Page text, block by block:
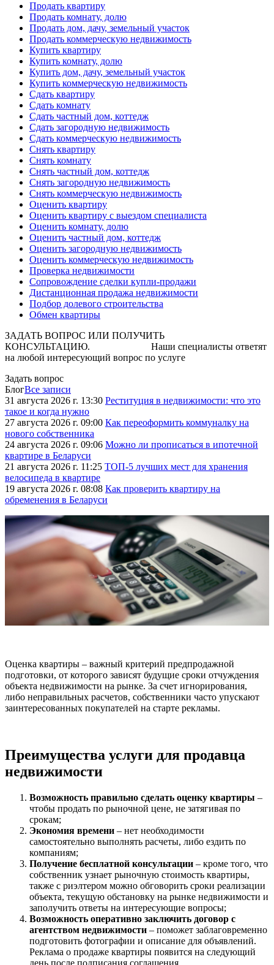
Продать квартиру
Продать комнату, долю
Продать дом, дачу, земельный участок
Продать коммерческую недвижимость
Купить квартиру
Купить комнату, долю
Купить дом, дачу, земельный участок
Купить коммерческую недвижимость
Сдать квартиру
Сдать комнату
Сдать частный дом, коттедж
Сдать загородную недвижимость
Сдать коммерческую недвижимость
Снять квартиру
Снять комнату
Снять частный дом, коттедж
Снять загородную недвижимость
Снять коммерческую недвижимость
Оценить квартиру
Оценить квартиру с выездом специалиста
Оценить комнату, долю
Оценить частный дом, коттедж
Оценить загородную недвижимость
Оценить коммерческую недвижимость
Проверка недвижимости
Сопровождение сделки купли-продажи
Дистанционная продажа недвижимости
Подбор долевого строительства
Обмен квартиры
ЗАДАТЬ ВОПРОС ИЛИ ПОЛУЧИТЬ
КОНСУЛЬТАЦИЮ. Наши специалисты ответят
на любой интересующий вопрос по услуге
Задать вопрос
БлогВсе записи
31 августа 2026 г. 13:30 Реституция в недвижимости: что это
такое и когда нужно
27 августа 2026 г. 09:00 Как переоформить коммуналку на
нового собственника
24 августа 2026 г. 09:06 Можно ли прописаться в ипотечной
квартире в Беларуси
21 августа 2026 г. 11:25 ТОП-5 лучших мест для хранения
велосипеда в квартире
19 августа 2026 г. 08:08 Как проверить квартиру на
обременения в Беларуси
Оценка квартиры – важный критерий предпродажной
подготовки, от которого зависят будущие сроки отчуждения
объекта недвижимости на рынке. За счет игнорирования,
либо неправильных расчетов, собственники часто упускают
заинтересованных покупателей на старте рекламы.
Преимущества услуги для продавца
недвижимости
Возможность правильно сделать оценку квартиры –
чтобы продать по рыночной цене, не затягивая по
срокам;
Экономия времени – нет необходимости
самостоятельно выполнять расчеты, либо ездить по
компаниям;
Получение бесплатной консультации – кроме того, что
собственник узнает рыночную стоимость квартиры,
также с риэлтером можно обговорить сроки реализации
объекта, текущую обстановку на рынке недвижимости и
заполучить ответы на интересующие вопросы;
Возможность оперативно заключить договор с
агентством недвижимости – поможет заблаговременно
подготовить фотографии и описание для объявлений.
Реклама о продаже квартиры появится на следующий
день после подписания соглашения.